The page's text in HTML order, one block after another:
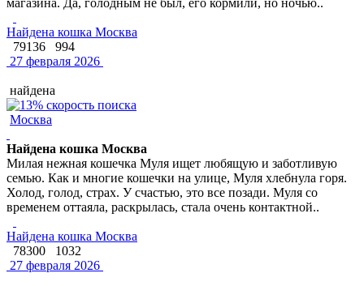
Найдена кошка Москва
79136
994
27 февраля 2026
найдена
Москва
Найдена кошка Москва
Милая нежная кошечка Муля ищет любящую и заботливую
семью. Как и многие кошечки на улице, Муля хлебнула горя.
Холод, голод, страх. У счастью, это все позади. Муля со
временем оттаяла, раскрылась, стала очень контактной..
Найдена кошка Москва
78300
1032
27 февраля 2026